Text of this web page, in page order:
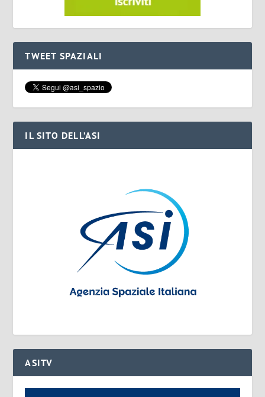
TWEET SPAZIALI
IL SITO DELL’ASI
ASITV